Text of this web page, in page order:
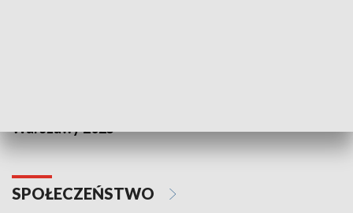
Warszawy 2025
SPOŁECZEŃSTWO